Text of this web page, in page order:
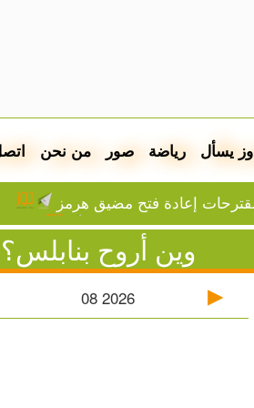
يسأل رياضة صور من نحن
إعادة فتح مضيق هرمز
دفاع مشترك اليوم
شمال القدس
جدول توزيع المياه
أسعار صرف
والاستيلاء على أراض في جبع
وين أروح بنابلس؟
2026
08